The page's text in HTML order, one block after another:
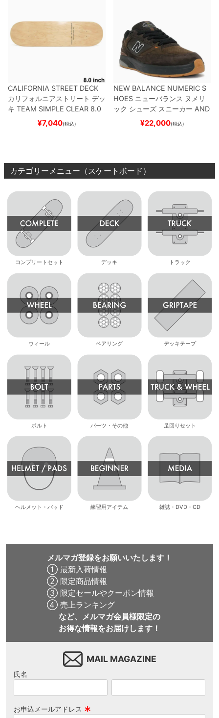
CALIFORNIA STREET DECK
カリフォルニアストリート デッ
キ TEAM SIMPLE CLEAR 8.0
ブランク（DSM）
ード スケボー
¥7,040(税込)
NEW BALANCE NUMERIC S
HOES ニューバランス ヌメリ
ック シューズ スニーカー AND
REW REYNOLDS 933
BROWN/BLACK
スケート
¥22,000(税込)
カテゴリーメニュー（スケートボード）
コンプリートセット デッキ トラック
ウィール ベアリング デッキテープ
ボルト パーツ・その他 足回りセット
ヘルメット・パッド 練習用アイテム 雑誌・DVD・CD
メルマガ登録をお願いいたします！
① 最新入荷情報
② 限定商品情報
③ 限定セールやクーポン情報
④ 売上ランキング
など、メルマガ会員様限定の
お得な情報をお届けします！
MAIL MAGAZINE
氏名
お申込メールアドレス